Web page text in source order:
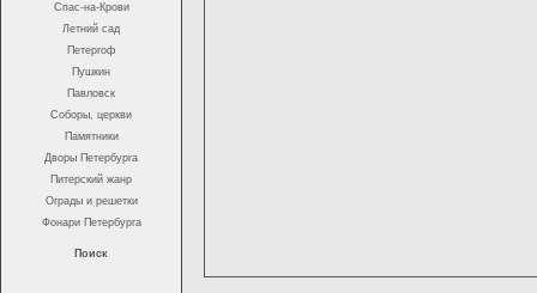
Спас-на-Крови
Летний сад
Петергоф
Пушкин
Павловск
Соборы, церкви
Памятники
Дворы Петербурга
Питерский жанр
Ограды и решетки
Фонари Петербурга
Поиск